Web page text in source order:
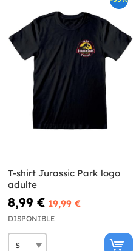
T-shirt Jurassic Park logo
adulte
8,99 € 19,99 €
DISPONIBLE